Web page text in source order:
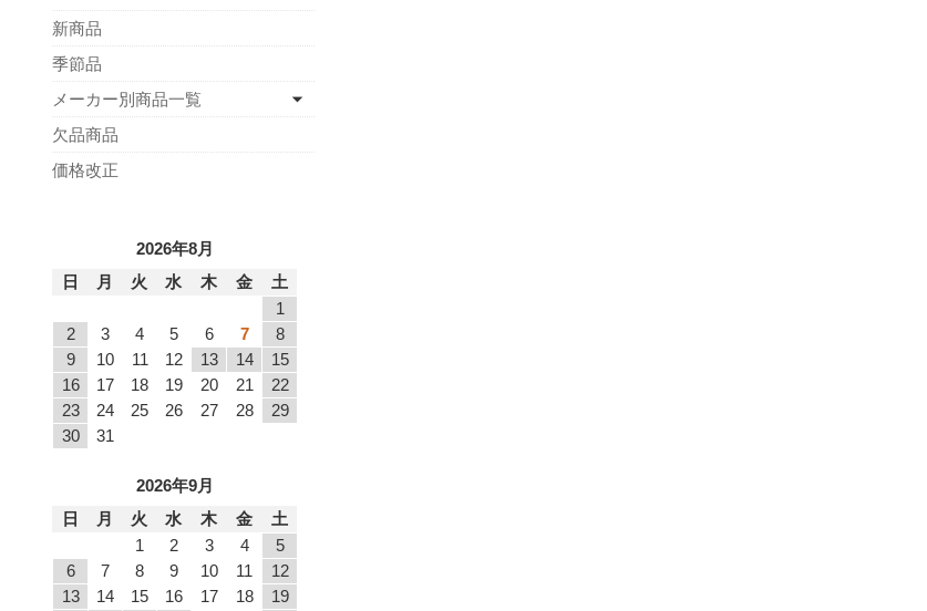
新商品
季節品
メーカー別商品一覧
欠品商品
価格改正
2026年8月
日
月 火 水 木 金
土
1
2
3 4 5 6 7
8
9
10 11 12 13 14
15
16
17 18 19 20 21
22
23
24 25 26 27 28
29
30
31
2026年9月
日
月 火 水 木 金
土
1
2 3 4
5
6
7 8 9 10 11
12
13
14 15 16 17 18
19